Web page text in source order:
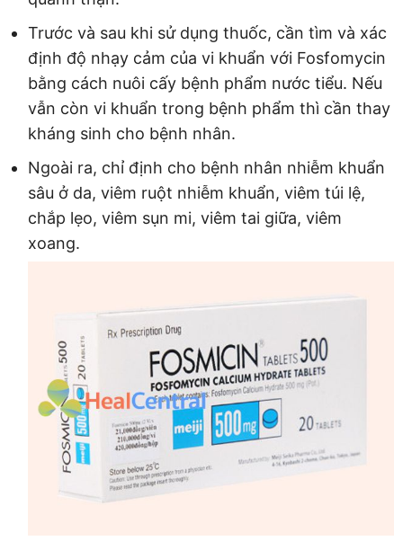
Trước và sau khi sử dụng thuốc, cần tìm và xác
định độ nhạy cảm của vi khuẩn với Fosfomycin
bằng cách nuôi cấy bệnh phẩm nước tiểu. Nếu
vẫn còn vi khuẩn trong bệnh phẩm thì cần thay
kháng sinh cho bệnh nhân.
Ngoài ra, chỉ định cho bệnh nhân nhiễm khuẩn
sâu ở da, viêm ruột nhiễm khuẩn, viêm túi lệ,
chắp lẹo, viêm sụn mi, viêm tai giữa, viêm
xoang.